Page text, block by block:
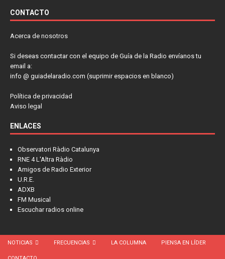
CONTACTO
Acerca de nosotros
Si deseas contactar con el equipo de Guía de la Radio envíanos tu
email a:
info @ guiadelaradio.com (suprimir espacios en blanco)
Política de privacidad
Aviso legal
ENLACES
Observatori Ràdio Catalunya
RNE 4 L'Altra Ràdio
Amigos de Radio Exterior
U.R.E.
ADXB
FM Musical
Escuchar radios online
NOTICIAS FRECUENCIAS LA COLUMNA PIENSA EN LÍDER